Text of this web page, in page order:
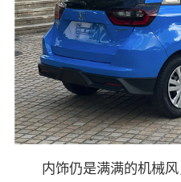
内饰仍是满满的机械